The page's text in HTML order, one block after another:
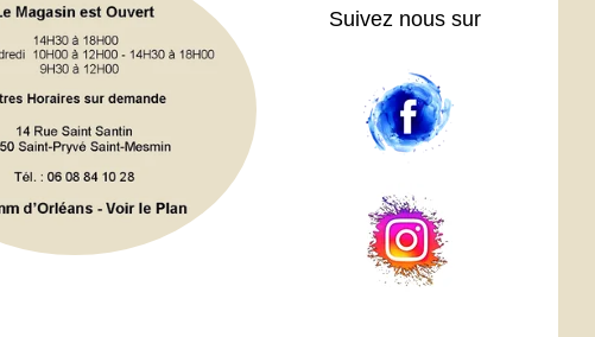
Suivez nous sur